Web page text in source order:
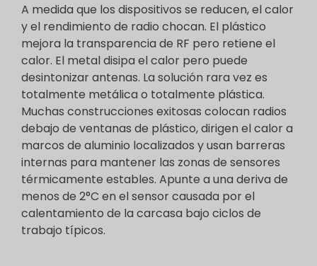
A medida que los dispositivos se reducen, el calor
y el rendimiento de radio chocan. El plástico
mejora la transparencia de RF pero retiene el
calor. El metal disipa el calor pero puede
desintonizar antenas. La solución rara vez es
totalmente metálica o totalmente plástica.
Muchas construcciones exitosas colocan radios
debajo de ventanas de plástico, dirigen el calor a
marcos de aluminio localizados y usan barreras
internas para mantener las zonas de sensores
térmicamente estables. Apunte a una deriva de
menos de 2°C en el sensor causada por el
calentamiento de la carcasa bajo ciclos de
trabajo típicos.